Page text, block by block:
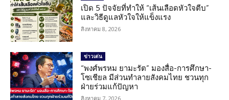
เปิด 5 ปัจจัยที่ทำให้ “เส้นเลือดหัวใจตีบ”
และวิธีดูแลหัวใจให้แข็งแรง
สิงหาคม 8, 2026
ข่าวเด่น
“พงศ์พรหม ยามะรัต” มองสื่อ-การศึกษา-
โซเชียล มีส่วนทำลายสังคมไทย ชวนทุก
ฝ่ายร่วมแก้ปัญหา
สิงหาคม 7, 2026